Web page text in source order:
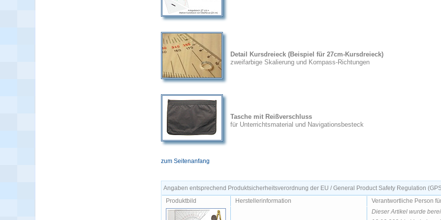
Detail Kursdreieck (Beispiel für 27cm-Kursdreieck)
zweifarbige Skalierung und Kompass-Richtungen
Tasche mit Reißverschluss
für Unterrichtsmaterial und Navigationsbesteck
zum Seitenanfang
Angaben entsprechend Produktsicherheitsverordnung der EU / General Product Safety Regulation
Produktbild
Herstellerinformation
Verantwortliche Person
Dieser Artikel wurde